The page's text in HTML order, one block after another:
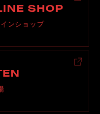
SHOP
ンショップ